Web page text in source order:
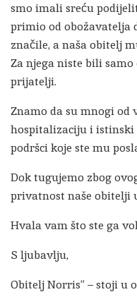
smo imali sreću
primio od obožavatelja
značile, a naša obitelj
Za njega niste bili
prijatelji.
Znamo da su mnogi od
hospitalizaciju i
podršci koje ste mu
Dok tugujemo zbog
privatnost naše obitelji
Hvala vam što ste ga
S ljubavlju,
Obitelj Norris” – stoji u